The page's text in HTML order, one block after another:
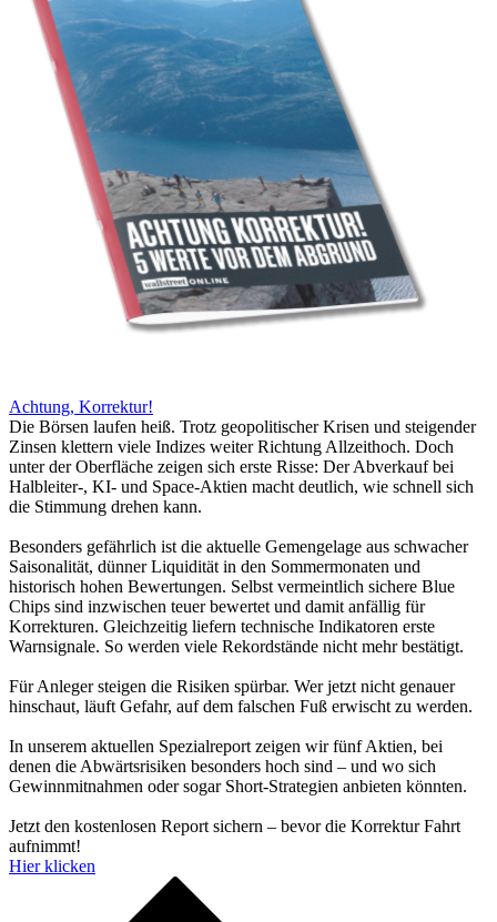
Achtung, Korrektur!
Die Börsen laufen heiß. Trotz geopolitischer Krisen und steigender
Zinsen klettern viele Indizes weiter Richtung Allzeithoch. Doch
unter der Oberfläche zeigen sich erste Risse: Der Abverkauf bei
Halbleiter-, KI- und Space-Aktien macht deutlich, wie schnell sich
die Stimmung drehen kann.
Besonders gefährlich ist die aktuelle Gemengelage aus schwacher
Saisonalität, dünner Liquidität in den Sommermonaten und
historisch hohen Bewertungen. Selbst vermeintlich sichere Blue
Chips sind inzwischen teuer bewertet und damit anfällig für
Korrekturen. Gleichzeitig liefern technische Indikatoren erste
Warnsignale. So werden viele Rekordstände nicht mehr bestätigt.
Für Anleger steigen die Risiken spürbar. Wer jetzt nicht genauer
hinschaut, läuft Gefahr, auf dem falschen Fuß erwischt zu werden.
In unserem aktuellen Spezialreport zeigen wir fünf Aktien, bei
denen die Abwärtsrisiken besonders hoch sind – und wo sich
Gewinnmitnahmen oder sogar Short-Strategien anbieten könnten.
Jetzt den kostenlosen Report sichern – bevor die Korrektur Fahrt
aufnimmt!
Hier klicken